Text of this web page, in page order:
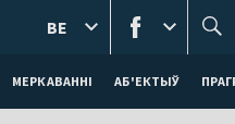
МЕРКАВАННI АБ'ЕКТЫЎ
BE